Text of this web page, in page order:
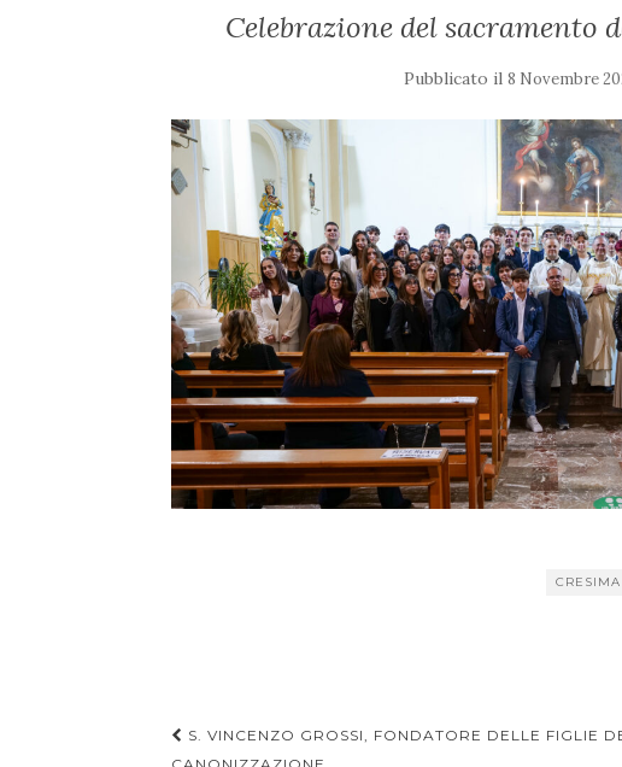
Celebrazione del sacramento
Pubblicato il 8 Novembre
CRESIMA
Navigazione
S. VINCENZO GROSSI, FONDATORE DELLE FIGLIE